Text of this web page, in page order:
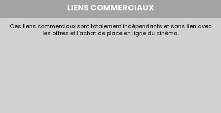
LIENS COMMERCIAUX
Ces liens commerciaux sont totalement indépendants et sans lien avec
les offres et l'achat de place en ligne du cinéma.